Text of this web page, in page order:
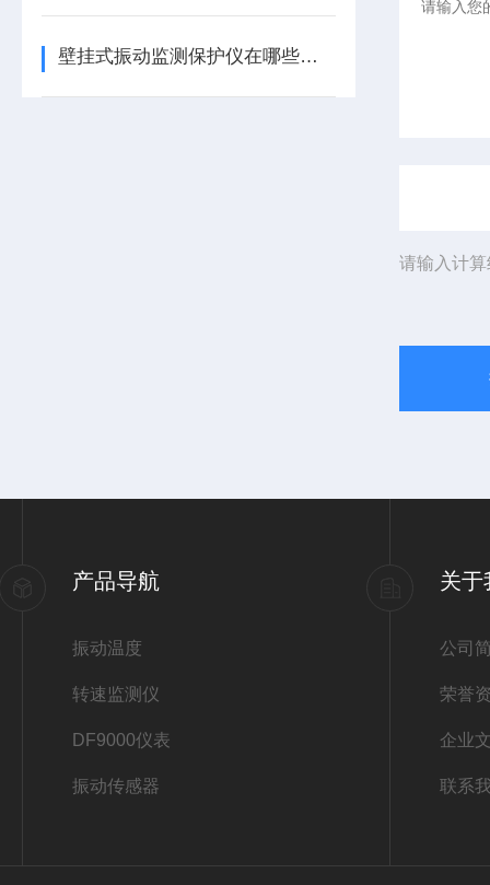
壁挂式振动监测保护仪在哪些领域有广泛应用？
请输入计
产品导航
振动温度
转速监测仪
DF9000仪表
振动传感器
关于
公司
荣誉
企业
联系